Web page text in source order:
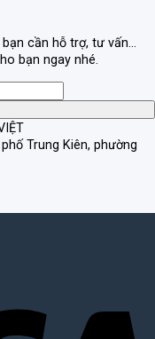
cần hỗ trợ, tư vấn...
bạn ngay nhé.
Trung Kiên, phường